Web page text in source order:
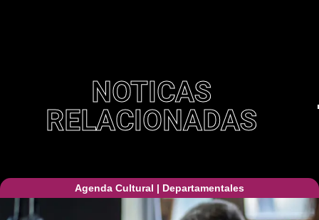
NOTICAS
RELACIONADAS
Agenda Cultural | Departamentales